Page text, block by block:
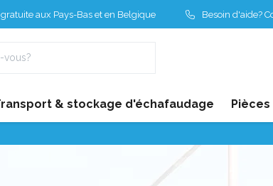
aux Pays-Bas et en Belgique Besoin d'aide?
& stockage d'échafaudage